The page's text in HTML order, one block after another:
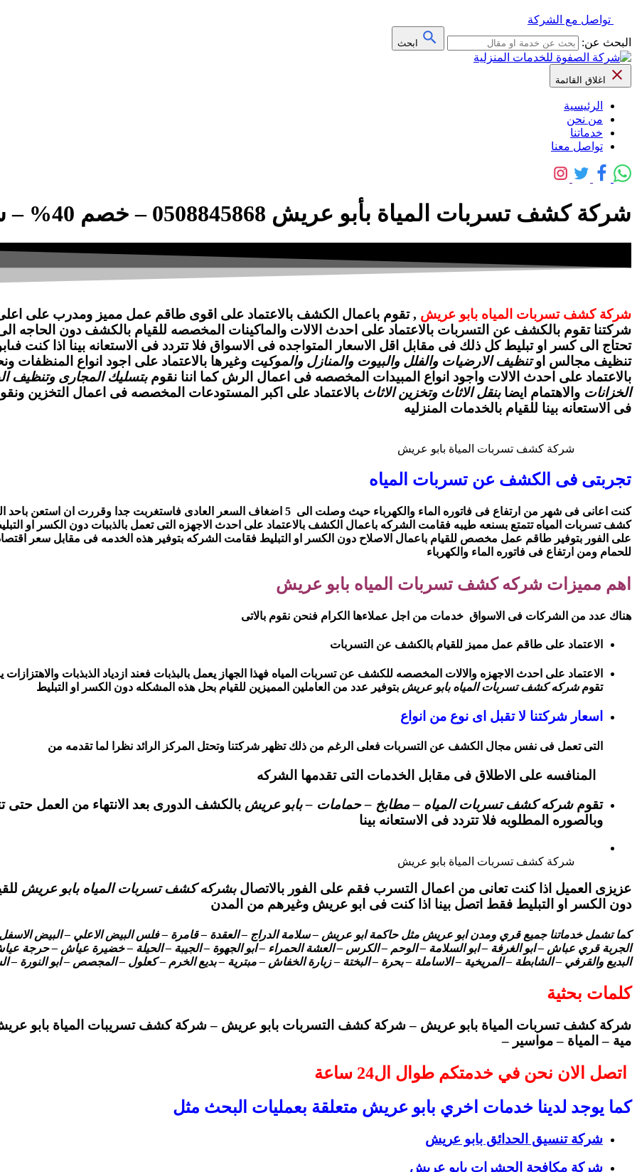
تواصل مع الشركة
البحث عن:
ابحث
اغلاق القائمة
الرئيسية
من نحن
خدماتنا
تواصل معنا
شركة كشف تسربات المياة بأبو عريش 0508845868 – خصم 40% – شركة الصفوة
شركة كشف تسربات المياه بابو عريش , تقوم باعمال الكشف بالاعتماد على اقوى طاقم عمل مميز ومدرب على
شركتنا تقوم بالكشف عن التسربات بالاعتماد على احدث الالات والماكينات المخصصه للقيام بالكشف دون الحاجه
تحتاج الى كسر او تبليط كل ذلك فى مقابل اقل الاسعار المتواجده فى الاسواق فلا تتردد فى الاستعانه بينا اذا
تنظيف مجالس اوتنظيف الارضيات والفلل والبيوت والمنازل والموكيت وغيرها بالاعتماد على اجود انواع
بالاعتماد على احدث الالات واجود انواع المبيدات المخصصه فى اعمال الرش كما اننا نقوم بتسليك المجارى وتنظيف
الخزانات والاهتمام ايضابنقل الاثاث وتخزين الاثاث بالاعتماد على اكبر المستودعات المخصصه فى اعمال التخزين ونقوم
فى الاستعانه بينا للقيام بالخدمات المنزليه
شركة كشف تسربات المياة بابو عريش
تجربتى فى الكشف عن تسربات المياه
كنت اعانى فى شهر من ارتفاع فى فاتوره الماء والكهرباء حيث وصلت الى 5 اضغاف السعر
كشف تسربات المياه تتمتع بسنعه طيبه فقامت الشركه باعمال الكشف بالاعتماد على احدث الاجهزه التى تعمل بالذببات دون الكسر او
على الفور بتوفير طاقم عمل مخصص للقيام باعمال الاصلاح دون الكسر او التبليط فقامت الشركه بتوفير هذه الخدمه فى مقابل سعر
للحمام ومن ارتفاع فى فاتوره الماء والكهرباء
اهم مميزات شركه كشف تسربات المياه بابو عريش
هناك عدد من الشركات فى الاسواق خدمات من اجل عملاءها الكرام فنحن نقوم بالاتى
الاعتماد على طاقم عمل مميز للقيام بالكشف عن التسربات
الاعتماد على احدث الاجهزه والالات المخصصه للكشف عن تسربات المياه فهذا الجهاز يعمل بالبذبات فعند ازدياد الذبذبات
تقومشركه كشف تسربات المياه بابو عريش بتوفير عدد من العاملين المميزين للقيام بحل هذه المشكله دون الكسر او التبليط
اسعار شركتنا لا تقبل اى نوع من انواع
التى تعمل فى نفس مجال الكشف عن التسربات فعلى الرغم من ذلك تظهر شركتنا وتحتل المركز الرائد نظرا لما تقدمه من
المنافسه على الاطلاق فى مقابل الخدمات التى تقدمها الشركه
تقوم شركه كشف تسربات المياه – مطابخ – حمامات – بابو عريش بالكشف الدورى بعد الانتهاء من العمل
وبالصوره المطلوبه فلا تتردد فى الاستعانه بينا
شركة كشف تسربات المياة بابو عريش
عزيزى العميل اذا كنت تعانى من اعمال التسرب فقم على الفور بالاتصال بشركه كشف تسربات المياه بابو عريش
دون الكسر او التبليط فقط اتصل بينا اذا كنت فى ابو عريش وغيرهم من المدن
كما تشمل خدماتنا جميع قري ومدن ابو عريش مثل حاكمة ابو عريش – سلامة الدراج – العقدة – قامرة – فلس البيض الاعلي – البيض
الجربة قري عباش – ابو الغرفة – ابو السلامة – الوحم – الكرس – العشة الحمراء – ابو الجهوة – الجيبة – الحيلة – خضيرة عياش – حرجة
البديع والقرفي – الشابطة – المريخية – الاساملة – بحرة – البختة – زبارة الخفاش – مبترية – بديع الخرم – كعلول – المجصص – ابو النورة
كلمات بحثية
شركة كشف تسربات المياة بابو عريش – شركة كشف التسربات بابو عريش – شركة كشف تسريبات المياة بابو
مية – المياة – مواسير –
اتصل الان نحن في خدمتكم طوال ال24 ساعة
كما يوجد لدينا خدمات اخري بابو عريش متعلقة بعمليات البحث مثل
شركة تنسيق الحدائق بابو عريش
شركة مكافحة الحشرات بابو عريش